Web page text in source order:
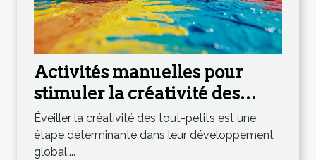
Activités manuelles pour
stimuler la créativité des
tout-petits
Éveiller la créativité des tout-petits est une
étape déterminante dans leur développement
global....